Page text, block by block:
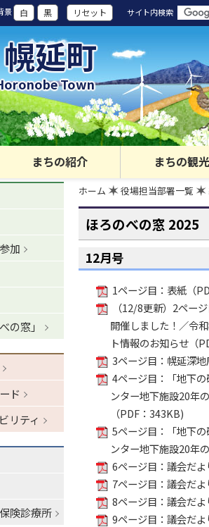
幌延町
Town
景 白 黒 リセット サイト内検索
まちの紹介 まちの観光
現
在
位
階
ホーム 役場担当部署一覧
ほろのべの窓 2025
12月号
1ページ目：表紙（
（12/8更新）2ペー
開催しました！／令
ト情報のお知らせ（
3ページ目：幌延深
4ページ目：「地下
ンター地下施設20年
（PDF：343KB)
5ページ目：「地下
ンター地下施設20年
6ページ目：議会だ
7ページ目：議会だ
8ページ目：議会だ
9ページ目：議会だ
加
の窓」
ド
リティ
険診療所